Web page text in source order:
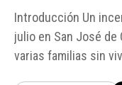
Introducción Un
julio en San José de
varias familias sin